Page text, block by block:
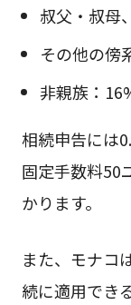
叔父・叔母
その他の傍
非親族：
相続申告には
固定手数料50
かります。
また、モナコ
続に適用でき